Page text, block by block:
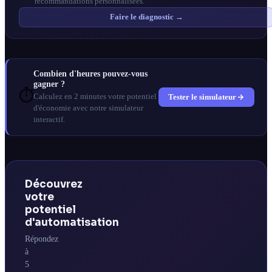
Faire le diagnostic →
⏱️
Combien d'heures pouvez-vous
gagner ?
Calculez en 2 minutes votre potentiel
d'économie avec notre simulateur
interactif.
Tester le simulateur
Découvrez
votre
potentiel
d'automatisation
Répondez
à
5